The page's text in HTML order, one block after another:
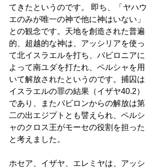
てきたというのです。 即ち、「ヤハウ
エのみが唯一の神で他に神はいない」
との観念です。天地を創造された普遍
的、超越的な神は、アッシリアを使っ
て北イスラエルを打ち、バビロニアに
よって南ユダを打たれ、ペルシャを用
いて解放されたというのです。捕囚は
イスラエルの罪の結果（イザヤ40.2）
であり、またバビロンからの解放は第
二の出エジプトとも譬えられ、ペルシ
ャのクロス王がモーセの役割を担った
と考えました。
ホセア、イザヤ、エレミヤは、アッシ